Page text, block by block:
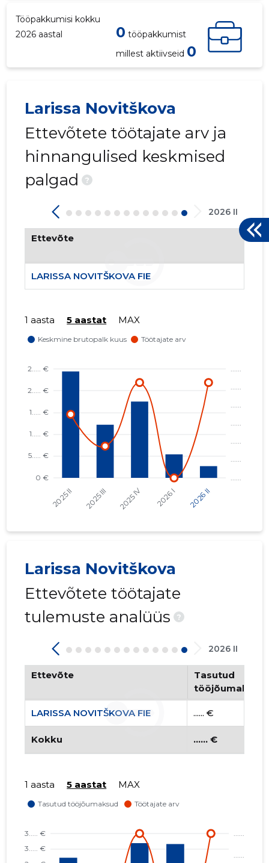
LARISSA
Tööpakkumisi kokku
2026 aastal
0 tööpakkumist
millest aktiivseid 0
Larissa Novitškova
Ettevõtete töötajate arv ja
hinnangulised keskmised
palgad
?
2026 II
Ettevõte
LARISSA NOVITŠKOVA FIE
1 aasta 5 aastat MAX
Larissa Novitškova
Ettevõtete töötajate
tulemuste analüüs
?
2026 II
Ettevõte
Tasutud
tööjõumaksud
LARISSA NOVITŠKOVA FIE ...... €
Kokku ...... €
1 aasta 5 aastat MAX